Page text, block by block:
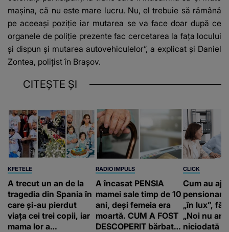
maşina, că nu este mare lucru. Nu, el trebuie să rămână
pe aceeaşi poziţie iar mutarea se va face doar după ce
organele de poliţie prezente fac cercetarea la faţa locului
şi dispun şi mutarea autovehiculelor”, a explicat și Daniel
Zontea, polițist în Brașov.
CITEȘTE ȘI
KFETELE
A trecut un an de la
tragedia din Spania în
care și-au pierdut
viața cei trei copii, iar
mama lor a…
RADIO IMPULS
A încasat PENSIA
mamei sale timp de 10
ani, deși femeia era
moartă. CUM A FOST
DESCOPERIT bărbatul
CLICK
Cum au
pensionari
„în lux”,
„Noi nu
niciodată